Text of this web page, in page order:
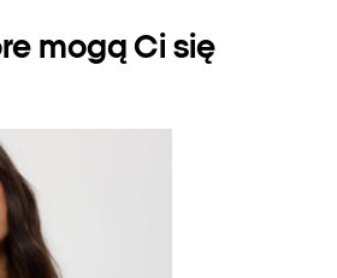
mogą Ci się